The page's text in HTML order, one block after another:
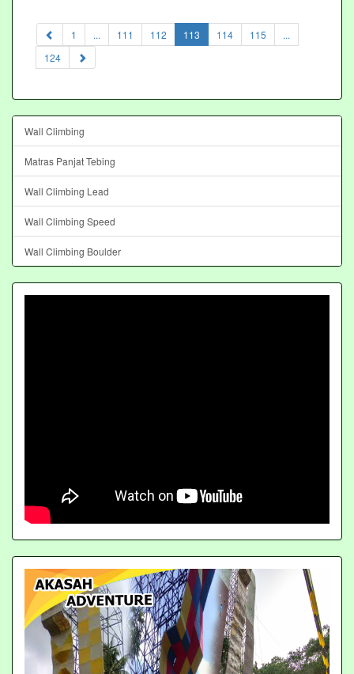
1 ... 111 112 113 (current)
114 115
...
124
Wall Climbing
Matras Panjat Tebing
Wall Climbing Lead
Wall Climbing Speed
Wall Climbing Boulder